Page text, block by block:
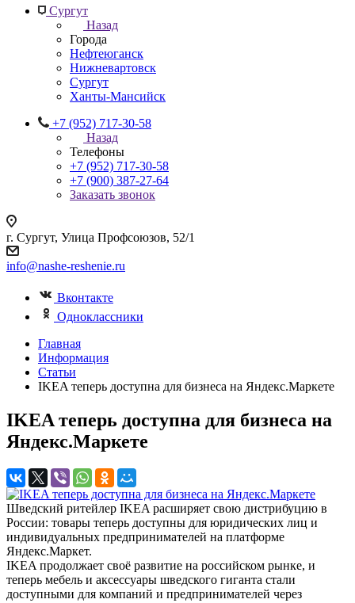
Сургут
Назад
Города
Нефтеюганск
Нижневартовск
Сургут
Ханты-Мансийск
+7 (952) 717-30-58
Назад
Телефоны
+7 (952) 717-30-58
+7 (900) 387-27-64
Заказать звонок
г. Сургут, Улица Профсоюзов, 52/1
info@nashe-reshenie.ru
Вконтакте
Одноклассники
Главная
Информация
Статьи
IKEA теперь доступна для бизнеса на Яндекс.Маркете
IKEA теперь доступна для бизнеса на
Яндекс.Маркете
Шведский ритейлер IKEA расширяет свою дистрибуцию в
России: товары теперь доступны для юридических лиц и
индивидуальных предпринимателей на платформе
Яндекс.Маркет.
IKEA продолжает своё развитие на российском рынке, и
теперь мебель и аксессуары шведского гиганта стали
доступными для компаний и предпринимателей через